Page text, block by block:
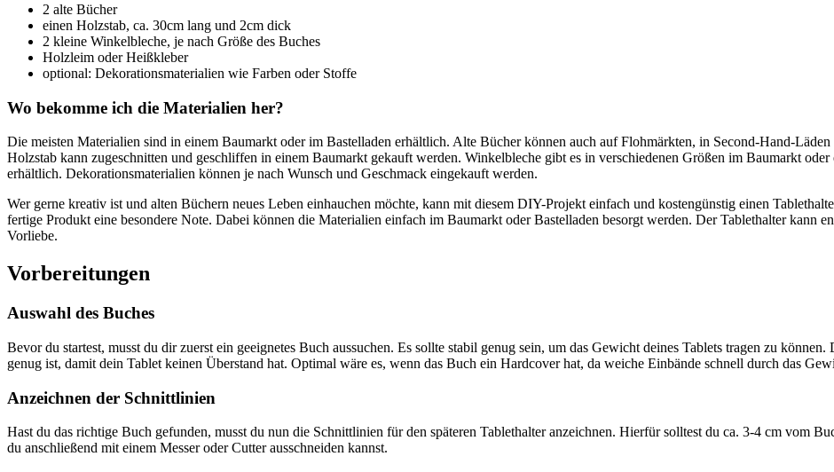
2 alte Bücher
einen Holzstab, ca. 30cm lang und 2cm dick
2 kleine Winkelbleche, je nach Größe des Buches
Holzleim oder Heißkleber
optional: Dekorationsmaterialien wie Farben oder Stoffe
Wo bekomme ich die Materialien her?
Die meisten Materialien sind in einem Baumarkt oder im Bastelladen erhältlich. Alte Bücher können auch auf Flohmärkten, in Second-Hand-
Holzstab kann zugeschnitten und geschliffen in einem Baumarkt gekauft werden. Winkelbleche gibt es in verschiedenen Größen im Baumarkt
erhältlich. Dekorationsmaterialien können je nach Wunsch und Geschmack eingekauft werden.
Wer gerne kreativ ist und alten Büchern neues Leben einhauchen möchte, kann mit diesem DIY-Projekt einfach und kostengünstig einen
fertige Produkt eine besondere Note. Dabei können die Materialien einfach im Baumarkt oder Bastelladen besorgt werden. Der Tablethalter kann
Vorliebe.
Vorbereitungen
Auswahl des Buches
Bevor du startest, musst du dir zuerst ein geeignetes Buch aussuchen. Es sollte stabil genug sein, um das Gewicht deines Tablets tragen zu
genug ist, damit dein Tablet keinen Überstand hat. Optimal wäre es, wenn das Buch ein Hardcover hat, da weiche Einbände schnell durch das
Anzeichnen der Schnittlinien
Hast du das richtige Buch gefunden, musst du nun die Schnittlinien für den späteren Tablethalter anzeichnen. Hierfür solltest du ca. 3-4 cm vom
du anschließend mit einem Messer oder Cutter ausschneiden kannst.